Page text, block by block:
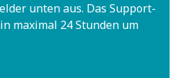
unten aus. Das Support-
maximal 24 Stunden um